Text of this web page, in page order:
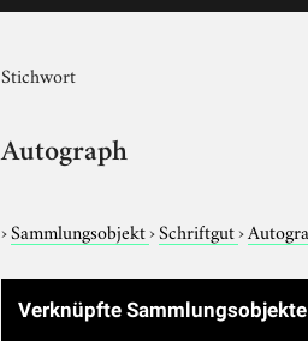
Stichwort
Autograph
›Sammlungsobjekt›Schriftgut›
Verknüpfte Sammlungsobjekte